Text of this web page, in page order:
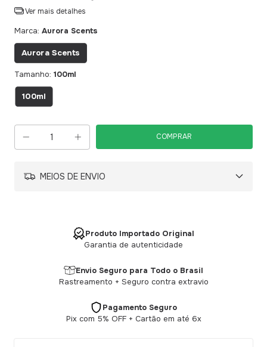
Ver mais detalhes
Marca: Aurora Scents
Aurora Scents
Tamanho: 100ml
100ml
MEIOS DE ENVIO
Produto Importado Original
Garantia de autenticidade
Envio Seguro para Todo o Brasil
Rastreamento + Seguro contra extravio
Pagamento Seguro
Pix com 5% OFF + Cartão em até 6x